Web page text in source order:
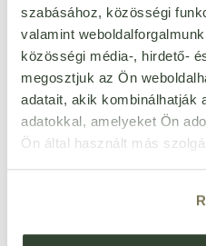
szabásához, közösségi
valamint
közösségi média-, hirdető-
megosztjuk az Ön
adatait, akik kombinálhatják
adatokkal, amelyeket Ön
Ön által használt más
ÉRTÉKELÉST ÍROK